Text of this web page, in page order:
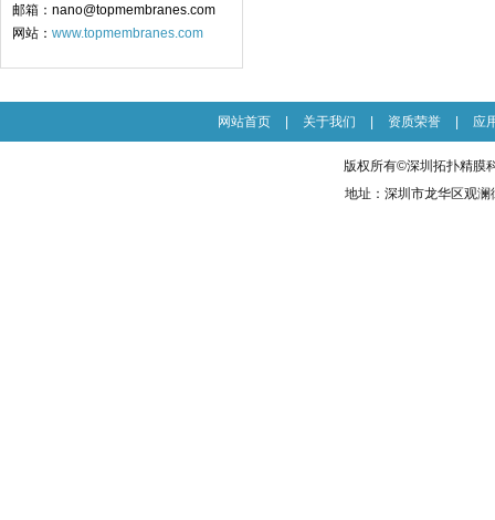
邮箱：nano@topmembranes.com
网站： www.topmembranes.com
网站首页 关于我们 资质荣誉 应
版权所有©深圳拓扑精膜
地址：深圳市龙华区观